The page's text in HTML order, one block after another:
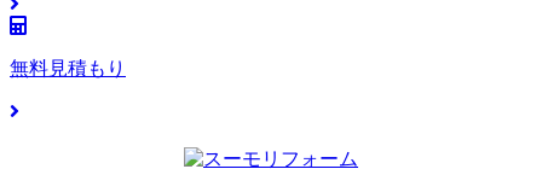
無料見積もり